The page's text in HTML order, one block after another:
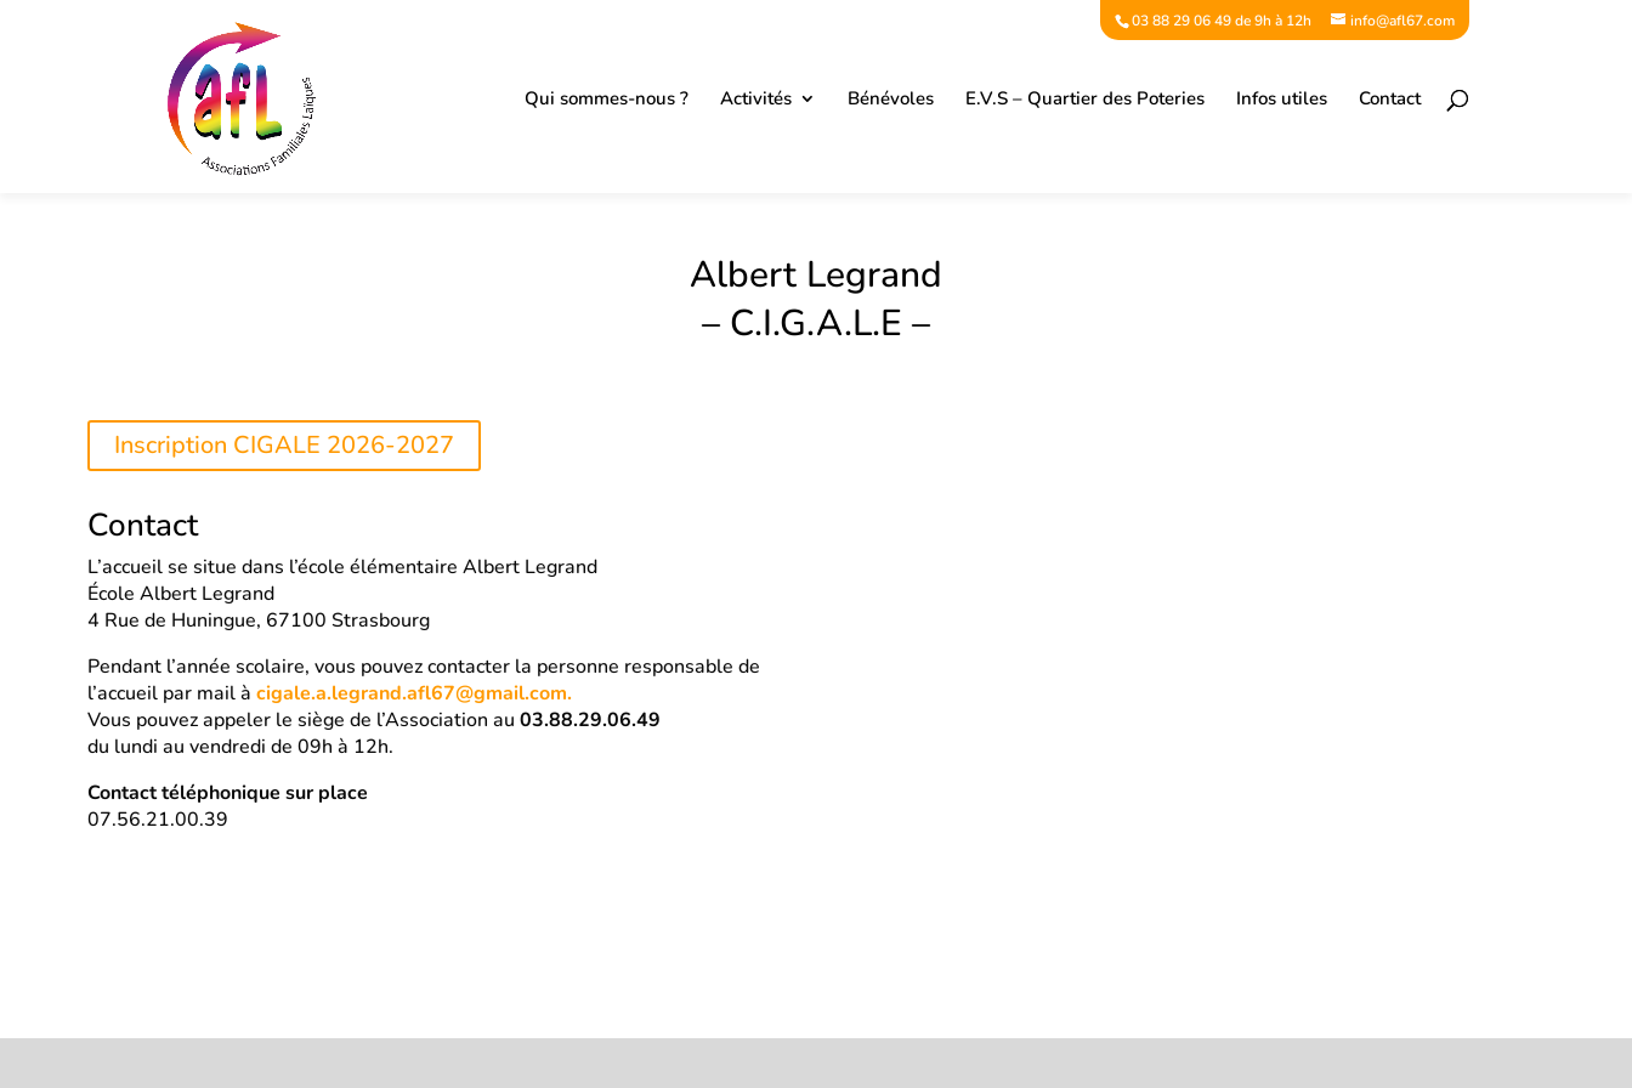
03 88 29 06 49 de 9h à 12h info@afl67.com
Qui sommes-nous ? Activités Bénévoles E.V.S – Quartier des Poteries Infos utiles Contact
Albert Legrand
– C.I.G.A.L.E –
Inscription CIGALE 2026-2027
Contact
L’accueil se situe dans l’école élémentaire Albert Legrand
École Albert Legrand
4 Rue de Huningue, 67100 Strasbourg
Pendant l’année scolaire, vous pouvez contacter la personne responsable de
l’accueil par mail à cigale.a.legrand.afl67@gmail.com.
Vous pouvez appeler le siège de l’Association au 03.88.29.06.49
du lundi au vendredi de 09h à 12h.
Contact téléphonique sur place
07.56.21.00.39